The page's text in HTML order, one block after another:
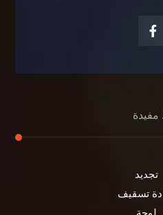
مفيدة
تجديد
تسقيف
لوحة